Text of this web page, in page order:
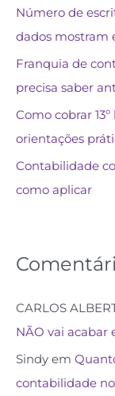
Número de
dados mostram
Franquia de
precisa saber
Como cobrar
orientações
Contabilidade
como aplicar
CARLOS
NÃO vai acabar
Sindy em
contabilidade